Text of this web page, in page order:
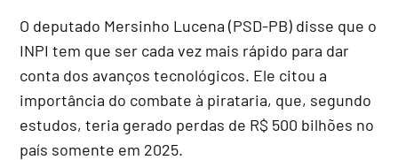
O deputado Mersinho Lucena (PSD-PB) disse que o
INPI tem que ser cada vez mais rápido para dar
conta dos avanços tecnológicos. Ele citou a
importância do combate à pirataria, que, segundo
estudos, teria gerado perdas de R$ 500 bilhões no
país somente em 2025.